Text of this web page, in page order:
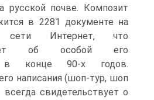
русской почве. Композит
в 2281 документе на
Интернет, что
об особой его
в конце 90-х годов.
написания (шоп-тур, шоп
свидетельствует о